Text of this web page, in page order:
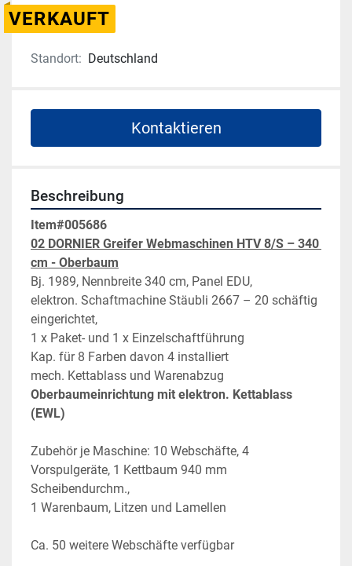
VERKAUFT
Standort: Deutschland
Kontaktieren
Beschreibung
Item#005686
02 DORNIER Greifer Webmaschinen HTV 8/S – 340
cm - Oberbaum
Bj. 1989, Nennbreite 340 cm, Panel EDU,
elektron. Schaftmachine Stäubli 2667 – 20 schäftig
eingerichtet,
1 x Paket- und 1 x Einzelschaftführung
Kap. für 8 Farben davon 4 installiert
mech. Kettablass und Warenabzug
Oberbaumeinrichtung mit elektron. Kettablass
(EWL)
Zubehör je Maschine: 10 Webschäfte, 4
Vorspulgeräte, 1 Kettbaum 940 mm
Scheibendurchm.,
1 Warenbaum, Litzen und Lamellen
Ca. 50 weitere Webschäfte verfügbar